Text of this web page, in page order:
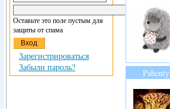
Pahenty
Оставьте это поле пустым для
защиты от спама
Зарегистрироваться
Забыли пароль?